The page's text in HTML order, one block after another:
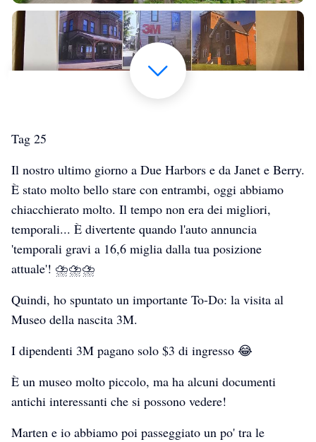
Tag 25
Il nostro ultimo giorno a Due Harbors e da Janet e Berry.
È stato molto bello stare con entrambi, oggi abbiamo
chiacchierato molto. Il tempo non era dei migliori,
temporali... È divertente quando l'auto annuncia
'temporali gravi a 16,6 miglia dalla tua posizione
attuale'! ⛈️⛈️⛈️
Quindi, ho spuntato un importante To-Do: la visita al
Museo della nascita 3M.
I dipendenti 3M pagano solo $3 di ingresso 😂
È un museo molto piccolo, ma ha alcuni documenti
antichi interessanti che si possono vedere!
Marten e io abbiamo poi passeggiato un po' tra le